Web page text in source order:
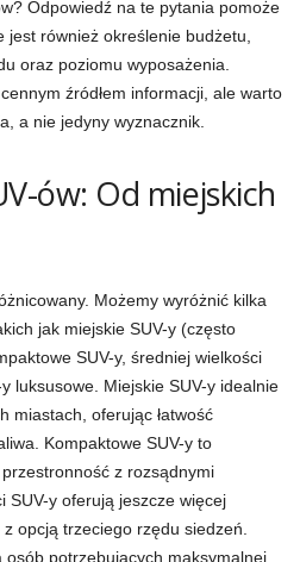
Odpowiedź na te pytania pomoże
również określenie budżetu,
oraz poziomu wyposażenia.
źródłem informacji, ale warto
a nie jedyny wyznacznik.
ów: Od miejskich
Możemy wyróżnić kilka
jak miejskie SUV-y (często
SUV-y, średniej wielkości
luksusowe. Miejskie SUV-y idealnie
miastach, oferując łatwość
Kompaktowe SUV-y to
z rozsądnymi
SUV-y oferują jeszcze więcej
opcją trzeciego rzędu siedzeń.
osób potrzebujących maksymalnej